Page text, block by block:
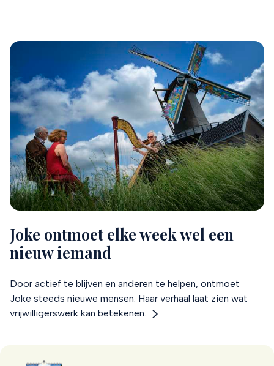
Joke ontmoet elke week wel een
nieuw iemand
Door actief te blijven en anderen te helpen, ontmoet
Joke steeds nieuwe mensen. Haar verhaal laat zien wat
vrijwilligerswerk kan betekenen.